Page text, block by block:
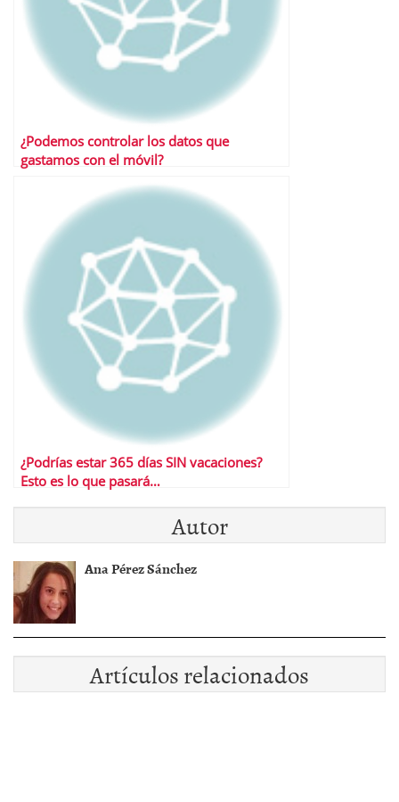
¿Podemos controlar los datos que
gastamos con el móvil?
¿Podrías estar 365 días SIN vacaciones?
Esto es lo que pasará…
Autor
Ana Pérez Sánchez
Artículos relacionados